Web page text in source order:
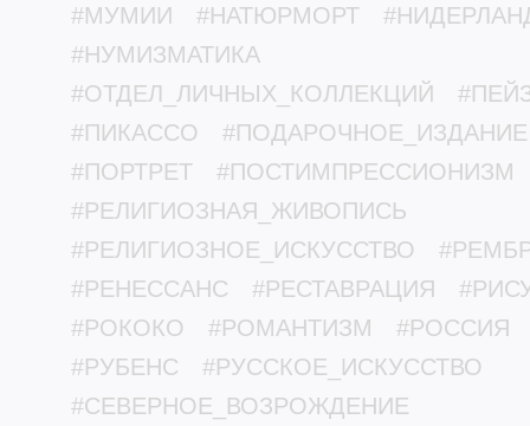
#МУМИИ
#НАТЮРМОРТ
#НУМИЗМАТИКА
#ОТДЕЛ_ЛИЧНЫХ_КОЛЛЕКЦИЙ
#ПИКАССО
#ПОДАРОЧНОЕ_ИЗДАНИЕ
#ПОРТРЕТ
#ПОСТИМПРЕССИОНИЗМ
#РЕЛИГИОЗНАЯ_ЖИВОПИСЬ
#РЕЛИГИОЗНОЕ_ИСКУССТВО
#РЕНЕССАНС
#РЕСТАВРАЦИЯ
#РОКОКО
#РОМАНТИЗМ
#РОССИЯ
#РУБЕНС
#РУССКОЕ_ИСКУССТВО
#СЕВЕРНОЕ_ВОЗРОЖДЕНИЕ